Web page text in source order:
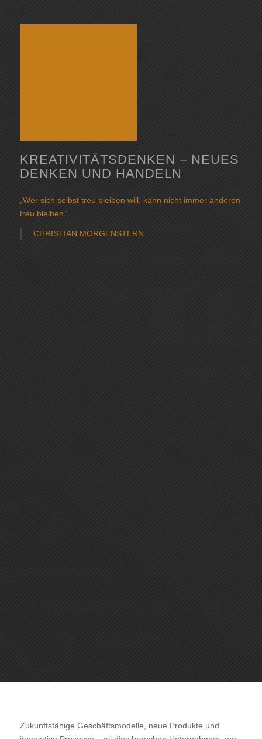
KREATIVITÄTSDENKEN – NEUES
DENKEN UND HANDELN
„Wer sich selbst treu bleiben will, kann nicht immer anderen
treu bleiben.“
CHRISTIAN MORGENSTERN
Zukunftsfähige Geschäftsmodelle, neue Produkte und